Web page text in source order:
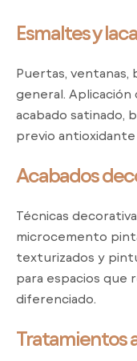
Esmaltes y
Puertas, ventanas,
general. Aplicación
acabado satinado,
previo
Acabados
Técnicas
microcemento
texturizados y
para espacios que
diferenciado.
Tratamientos